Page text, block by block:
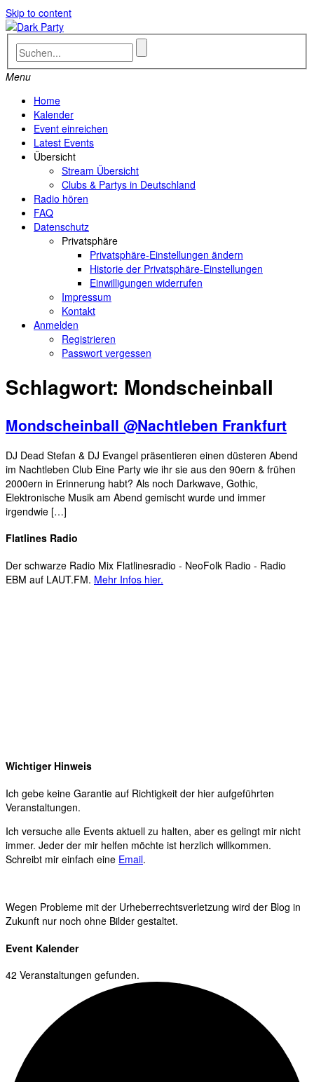
Skip to content
Menu
Home
Kalender
Event einreichen
Latest Events
Übersicht
Stream Übersicht
Clubs & Partys in Deutschland
Radio hören
FAQ
Datenschutz
Privatsphäre
Privatsphäre-Einstellungen ändern
Historie der Privatsphäre-Einstellungen
Einwilligungen widerrufen
Impressum
Kontakt
Anmelden
Registrieren
Passwort vergessen
Schlagwort: Mondscheinball
Mondscheinball @Nachtleben Frankfurt
DJ Dead Stefan & DJ Evangel präsentieren einen düsteren Abend
im Nachtleben Club Eine Party wie ihr sie aus den 90ern & frühen
2000ern in Erinnerung habt? Als noch Darkwave, Gothic,
Elektronische Musik am Abend gemischt wurde und immer
irgendwie […]
Flatlines Radio
Der schwarze Radio Mix Flatlinesradio - NeoFolk Radio - Radio
EBM auf LAUT.FM. Mehr Infos hier.
Wichtiger Hinweis
Ich gebe keine Garantie auf Richtigkeit der hier aufgeführten
Veranstaltungen.
Ich versuche alle Events aktuell zu halten, aber es gelingt mir nicht
immer. Jeder der mir helfen möchte ist herzlich willkommen.
Schreibt mir einfach eine Email.
Wegen Probleme mit der Urheberrechtsverletzung wird der Blog in
Zukunft nur noch ohne Bilder gestaltet.
Event Kalender
42 Veranstaltungen gefunden.